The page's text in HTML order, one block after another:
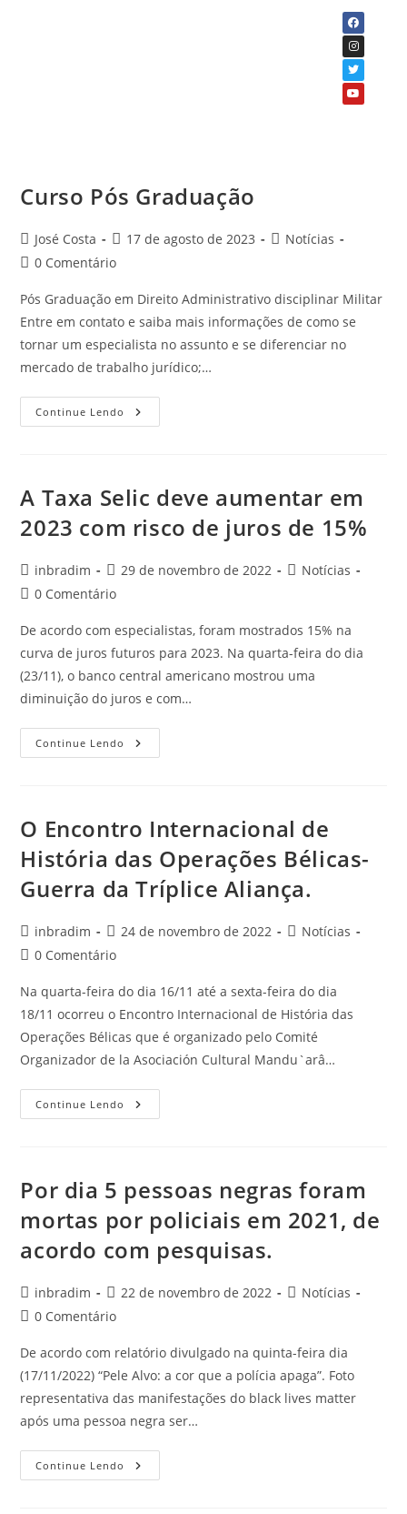
Curso Pós Graduação
José Costa 17 de agosto de 2023
Notícias
0 Comentário
Pós Graduação em Direito Administrativo disciplinar Militar
Entre em contato e saiba mais informações de como se
tornar um especialista no assunto e se diferenciar no
mercado de trabalho jurídico;…
Continue Lendo
A Taxa Selic deve aumentar em
2023 com risco de juros de 15%
inbradim 29 de novembro de 2022
Notícias
0 Comentário
De acordo com especialistas, foram mostrados 15% na
curva de juros futuros para 2023. Na quarta-feira do dia
(23/11), o banco central americano mostrou uma
diminuição do juros e com…
Continue Lendo
O Encontro Internacional de
História das Operações Bélicas-
Guerra da Tríplice Aliança.
inbradim 24 de novembro de 2022
Notícias
0 Comentário
Na quarta-feira do dia 16/11 até a sexta-feira do dia
18/11 ocorreu o Encontro Internacional de História das
Operações Bélicas que é organizado pelo Comité
Organizador de la Asociación Cultural Mandu`arâ…
Continue Lendo
Por dia 5 pessoas negras foram
mortas por policiais em 2021, de
acordo com pesquisas.
inbradim 22 de novembro de 2022
Notícias
0 Comentário
De acordo com relatório divulgado na quinta-feira dia
(17/11/2022) “Pele Alvo: a cor que a polícia apaga”. Foto
representativa das manifestações do black lives matter
após uma pessoa negra ser…
Continue Lendo